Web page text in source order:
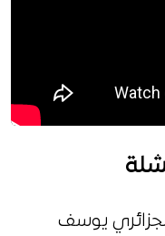
يوسف